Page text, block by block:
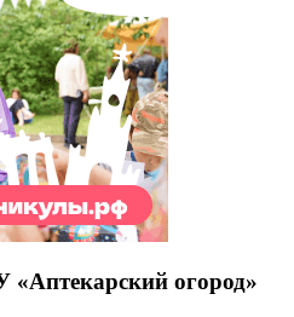
огород»